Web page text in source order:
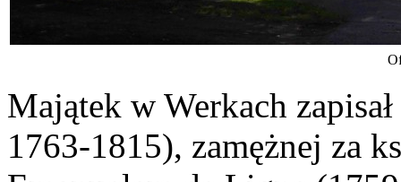
Majątek w Werkach
1763-1815), zamężnej za